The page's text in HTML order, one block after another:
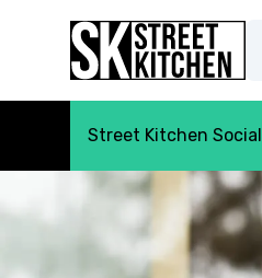
Street Kitchen Social